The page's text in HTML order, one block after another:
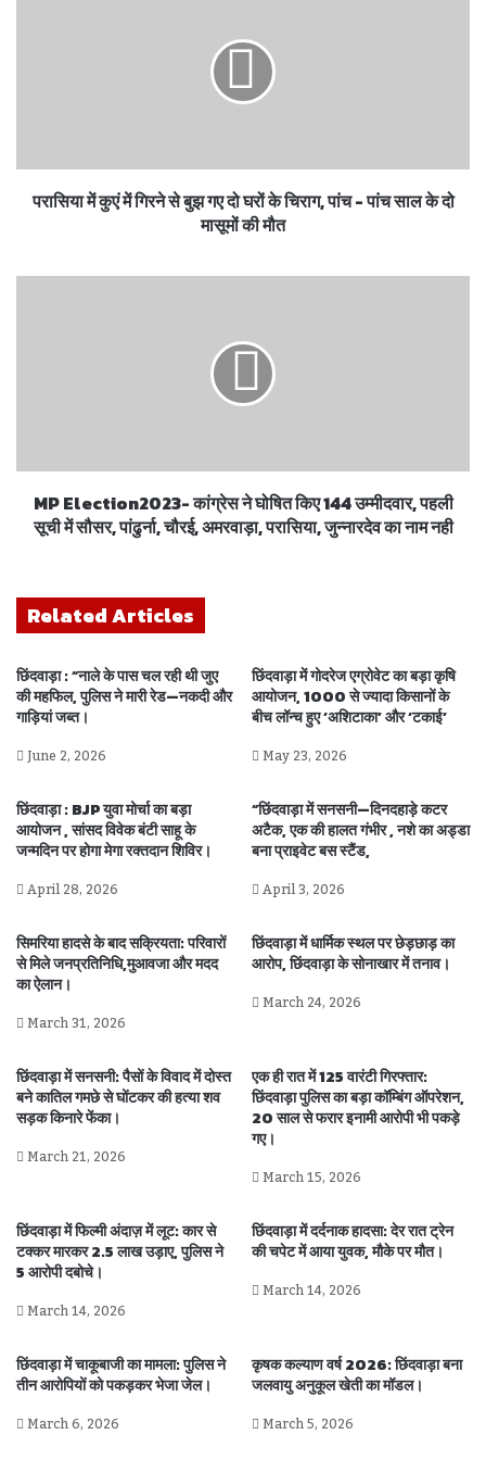
परासिया में कुएं में गिरने से बुझ गए दो घरों के चिराग, पांच - पांच साल के दो
मासूमों की मौत
MP Election2023- कांग्रेस ने घोषित किए 144 उम्मीदवार, पहली
सूची में सौसर, पांढुर्ना, चौरई, अमरवाड़ा, परासिया, जुन्नारदेव का नाम नही
Related Articles
छिंदवाड़ा : “नाले के पास चल रही थी जुए
की महफिल, पुलिस ने मारी रेड—नकदी और
गाड़ियां जब्त।
June 2, 2026
छिंदवाड़ा में गोदरेज एग्रोवेट का बड़ा कृषि
आयोजन, 1000 से ज्यादा किसानों के
बीच लॉन्च हुए ‘अशिटाका’ और ‘टकाई’
May 23, 2026
छिंदवाड़ा : BJP युवा मोर्चा का बड़ा
आयोजन , सांसद विवेक बंटी साहू के
जन्मदिन पर होगा मेगा रक्तदान शिविर।
April 28, 2026
“छिंदवाड़ा में सनसनी—दिनदहाड़े कटर
अटैक, एक की हालत गंभीर , नशे का अड्डा
बना प्राइवेट बस स्टैंड,
April 3, 2026
सिमरिया हादसे के बाद सक्रियता: परिवारों
से मिले जनप्रतिनिधि,मुआवजा और मदद
का ऐलान।
March 31, 2026
छिंदवाड़ा में धार्मिक स्थल पर छेड़छाड़ का
आरोप, छिंदवाड़ा के सोनाखार में तनाव।
March 24, 2026
छिंदवाड़ा में सनसनी: पैसों के विवाद में दोस्त
बने कातिल गमछे से घोंटकर की हत्या शव
सड़क किनारे फेंका।
March 21, 2026
एक ही रात में 125 वारंटी गिरफ्तार:
छिंदवाड़ा पुलिस का बड़ा कॉम्बिंग ऑपरेशन,
20 साल से फरार इनामी आरोपी भी पकड़े
गए।
March 15, 2026
छिंदवाड़ा में फिल्मी अंदाज़ में लूट: कार से
टक्कर मारकर 2.5 लाख उड़ाए, पुलिस ने
5 आरोपी दबोचे।
March 14, 2026
छिंदवाड़ा में दर्दनाक हादसा: देर रात ट्रेन
की चपेट में आया युवक, मौके पर मौत।
March 14, 2026
छिंदवाड़ा में चाकूबाजी का मामला: पुलिस ने
तीन आरोपियों को पकड़कर भेजा जेल।
March 6, 2026
कृषक कल्याण वर्ष 2026: छिंदवाड़ा बना
जलवायु अनुकूल खेती का मॉडल।
March 5, 2026